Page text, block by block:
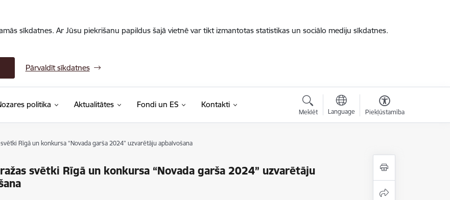
sīkdatnes. Ar Jūsu piekrišanu papildus šajā vietnē var tikt izmantotas statistikas un sociālo mediju sīkdatnes.
Pārvaldīt sīkdatnes
politika Aktualitātes Fondi un ES Kontakti
Meklēt Language Piekļūstamība
Rīgā un konkursa “Novada garša 2024” uzvarētāju apbalvošana
svētki Rīgā un konkursa “Novada garša 2024” uzvarētāju